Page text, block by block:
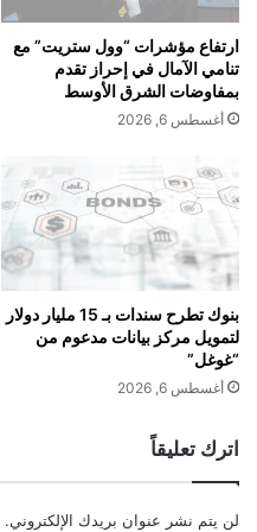
ع
و
ر
ل
ا
6
ش
ه
ر
ي
ر
ك
ل
ز
ا
ر
ي
د
ا
ل
س
ت
ح
و
ارتفاع مؤشرات “وول ستريت” مع
تنامي الآمال في إحراز تقدم
بمفاوضات الشرق الأوسط
أغسطس 6, 2026
بنوك تطرح سندات بـ 15 مليار دولار
لتمويل مركز بيانات مدعوم من
“غوغل”
أغسطس 6, 2026
اترك تعليقاً
لن يتم نشر عنوان بريدك الإلكتروني.